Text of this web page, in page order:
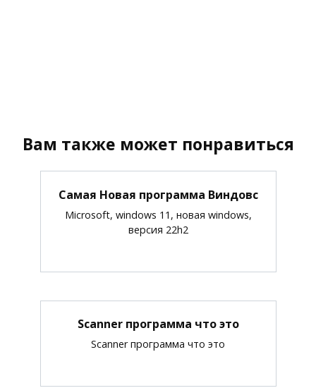
Вам также может понравиться
Самая Новая программа Виндовс
Microsoft, windows 11, новая windows,
версия 22h2
Scanner программа что это
Scanner программа что это